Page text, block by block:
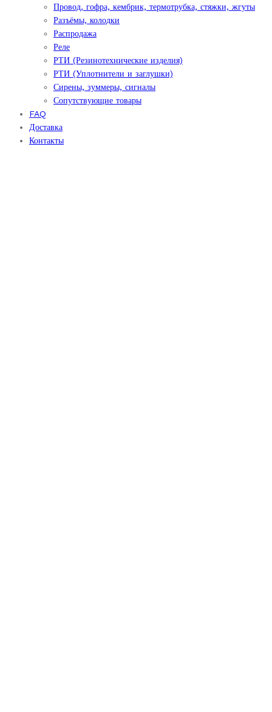
Провод, гофра, кембрик, термотрубка, стяжки, жгуты
Разъёмы, колодки
Распродажа
Реле
РТИ (Резинотехнические изделия)
РТИ (Уплотнители и заглушки)
Сирены, зуммеры, сигналы
Сопутствующие товары
FAQ
Доставка
Контакты